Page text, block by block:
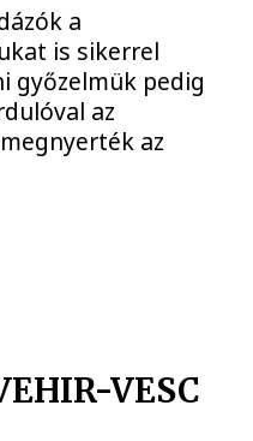
a
is sikerrel
győzelmük pedig
az
az
VESC